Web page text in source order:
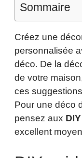
Sommaire
Créez une
personnalisée
déco. De la
de votre
ces
Pour une déco
pensez aux
excellent